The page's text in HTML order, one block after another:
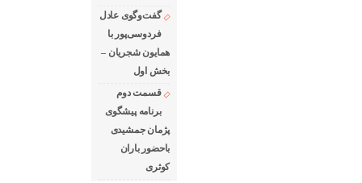
گفت‌وگوی عادل
فردوسی‌پور با
همایون شجریان –
بخش اول
قسمت دوم
برنامه پیشگوی
پژمان جمشیدی
باحضور باران
کوثری